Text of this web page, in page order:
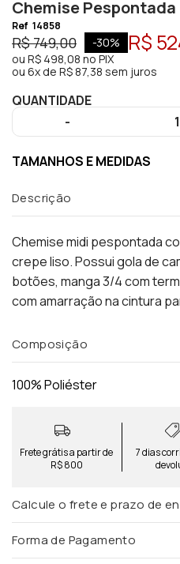
Chemise Pespontada
Ref 14858
R$ 749,00 -30% R$
ou R$ 498,08 no PIX
ou 6x de R$ 87,38 sem juros
QUANTIDADE
-
1
TAMANHOS E MEDIDAS
Descrição
Chemise midi pespontada
crepe liso. Possui gola de
botões, manga 3/4 com
com amarração na cintura
Composição
100% Poliéster
Frete grátis a partir de
R$ 800
7 dias
Calcule o frete e prazo de
Forma de Pagamento